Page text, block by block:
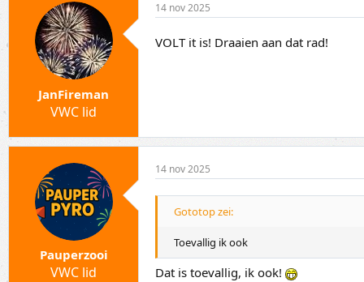
a
u
m
JanFireman
VWC lid
14 nov 2025
VOLT it is! Draaien aan dat rad!
Pauperzooi
VWC lid
14 nov 2025
Gototop zei:
Toevallig ik ook
Dat is toevallig, ik ook!